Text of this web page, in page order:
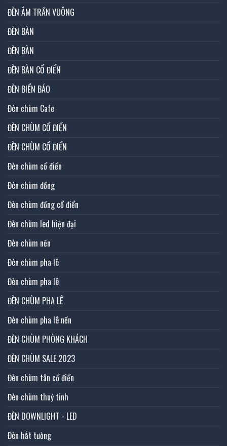
ĐÈN ÂM TRẦN VUÔNG
ĐÈN BÀN
ĐÈN BÀN
ĐÈN BÀN CỔ ĐIỂN
ĐÈN BIỂN BÁO
Đèn chùm Cafe
ĐÈN CHÙM CỔ ĐIỂN
ĐÈN CHÙM CỔ ĐIỂN
Đèn chùm cổ điển
Đèn chùm đồng
Đèn chùm đồng cổ điển
Đèn chùm led hiện đại
Đèn chùm nến
Đèn chùm pha lê
Đèn chùm pha lê
ĐÈN CHÙM PHA LÊ
Đèn chùm pha lê nến
ĐÈN CHÙM PHÒNG KHÁCH
ĐÈN CHÙM SALE 2023
Đèn chùm tân cổ điển
Đèn chùm thuỷ tinh
ĐÈN DOWNLIGHT - LED
Đèn hắt tường